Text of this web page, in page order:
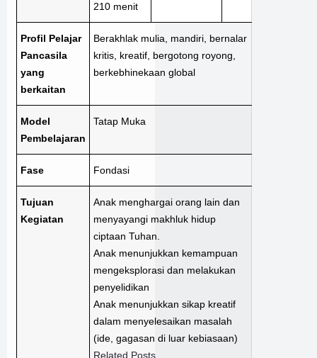
210 menit
Profil Pelajar
Pancasila
yang
berkaitan
Berakhlak mulia, mandiri, bernalar
kritis, kreatif, bergotong royong,
berkebhinekaan global
Model
Pembelajaran
Tatap Muka
Fase Fondasi
Tujuan
Kegiatan
Anak menghargai orang lain dan
menyayangi makhluk hidup
ciptaan Tuhan.
Anak menunjukkan kemampuan
mengeksplorasi dan melakukan
penyelidikan
Anak menunjukkan sikap kreatif
dalam menyelesaikan masalah
(ide, gagasan di luar kebiasaan)
Related Posts